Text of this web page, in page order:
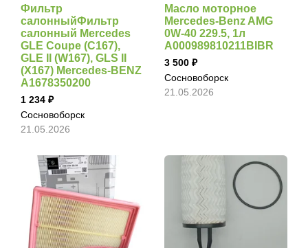
Фильтр
салонныйФильтр
салонный Mercedes
GLE Coupe (C167),
GLE II (W167), GLS II
(X167) Mercedes-BENZ
A1678350200
1 234
Сосновоборск
21.05.2026
Масло моторное
Mercedes-Benz AMG
0W-40 229.5, 1л
A000989810211BIBR
3 500
Сосновоборск
21.05.2026